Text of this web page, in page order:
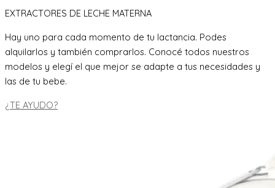
EXTRACTORES DE LECHE MATERNA
Hay uno para cada momento de tu lactancia. Podes
alquilarlos y también comprarlos. Conocé todos nuestros
modelos y elegí el que mejor se adapte a tus necesidades y
las de tu bebe.
¿TE AYUDO?